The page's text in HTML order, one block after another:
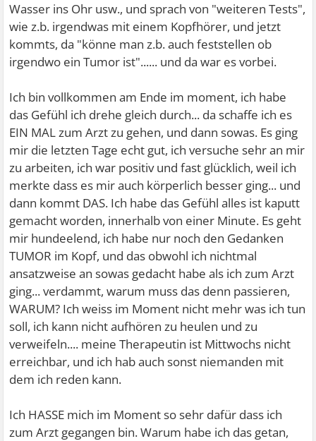
Wasser ins Ohr usw., und sprach von "weiteren Tests",
wie z.b. irgendwas mit einem Kopfhörer, und jetzt
kommts, da "könne man z.b. auch feststellen ob
irgendwo ein Tumor ist"...... und da war es vorbei.
Ich bin vollkommen am Ende im moment, ich habe
das Gefühl ich drehe gleich durch... da schaffe ich es
EIN MAL zum Arzt zu gehen, und dann sowas. Es ging
mir die letzten Tage echt gut, ich versuche sehr an mir
zu arbeiten, ich war positiv und fast glücklich, weil ich
merkte dass es mir auch körperlich besser ging... und
dann kommt DAS. Ich habe das Gefühl alles ist kaputt
gemacht worden, innerhalb von einer Minute. Es geht
mir hundeelend, ich habe nur noch den Gedanken
TUMOR im Kopf, und das obwohl ich nichtmal
ansatzweise an sowas gedacht habe als ich zum Arzt
ging... verdammt, warum muss das denn passieren,
WARUM? Ich weiss im Moment nicht mehr was ich tun
soll, ich kann nicht aufhören zu heulen und zu
verweifeln.... meine Therapeutin ist Mittwochs nicht
erreichbar, und ich hab auch sonst niemanden mit
dem ich reden kann.
Ich HASSE mich im Moment so sehr dafür dass ich
zum Arzt gegangen bin. Warum habe ich das getan,